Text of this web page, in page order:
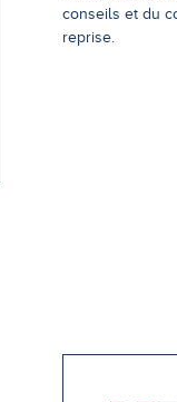
conseils et du
reprise.